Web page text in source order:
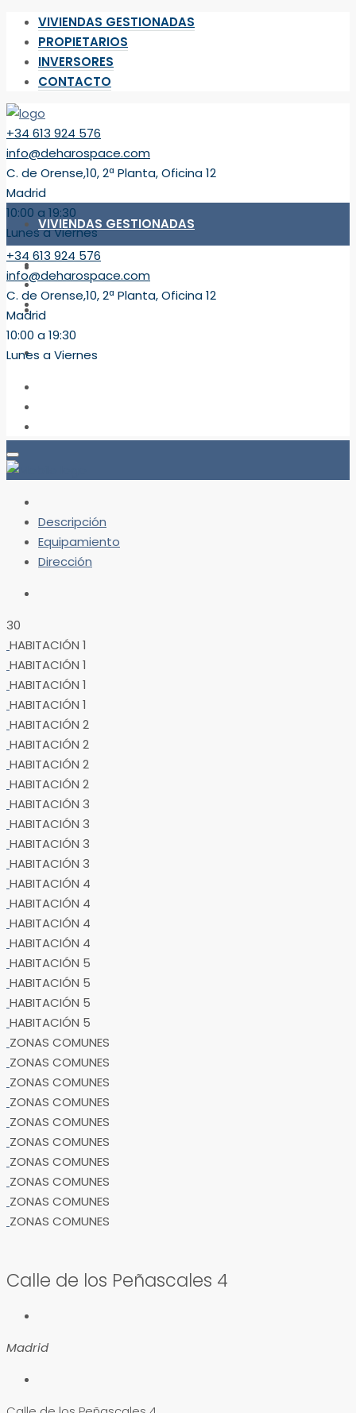
VIVIENDAS GESTIONADAS
PROPIETARIOS
INVERSORES
CONTACTO
+34 613 924 576
info@deharospace.com
C. de Orense,10, 2ª Planta, Oficina 12
Madrid
10:00 a 19:30
Lunes a Viernes
VIVIENDAS GESTIONADAS
PROPIETARIOS
INVERSORES
CONTACTO
+34 613 924 576
info@deharospace.com
C. de Orense,10, 2ª Planta, Oficina 12
Madrid
10:00 a 19:30
Lunes a Viernes
Descripción
Equipamiento
Dirección
30
HABITACIÓN 1
HABITACIÓN 1
HABITACIÓN 1
HABITACIÓN 1
HABITACIÓN 2
HABITACIÓN 2
HABITACIÓN 2
HABITACIÓN 2
HABITACIÓN 3
HABITACIÓN 3
HABITACIÓN 3
HABITACIÓN 3
HABITACIÓN 4
HABITACIÓN 4
HABITACIÓN 4
HABITACIÓN 4
HABITACIÓN 5
HABITACIÓN 5
HABITACIÓN 5
HABITACIÓN 5
ZONAS COMUNES
ZONAS COMUNES
ZONAS COMUNES
ZONAS COMUNES
ZONAS COMUNES
ZONAS COMUNES
ZONAS COMUNES
ZONAS COMUNES
ZONAS COMUNES
ZONAS COMUNES
Calle de los Peñascales 4
Madrid